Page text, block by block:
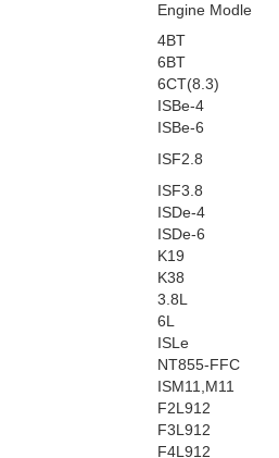
Engine Modle
4BT
6BT
6CT(8.3)
ISBe-4
ISBe-6
ISF2.8
ISF3.8
ISDe-4
ISDe-6
K19
K38
3.8L
6L
ISLe
NT855-FFC
ISM11,M11
F2L912
F3L912
F4L912